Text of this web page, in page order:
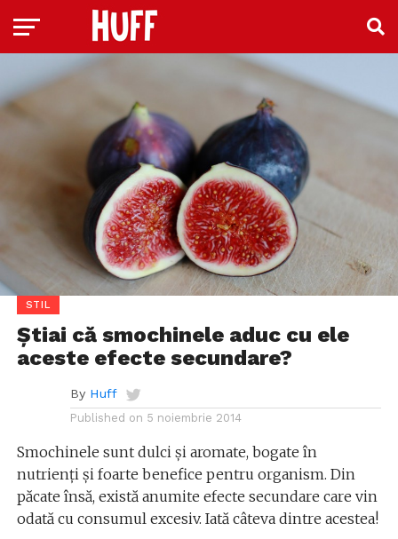
STIL
Știai că smochinele aduc cu ele
aceste efecte secundare?
By Huff
Published on 5 noiembrie 2014
Smochinele sunt dulci și aromate, bogate în
nutrienți și foarte benefice pentru organism. Din
păcate însă, există anumite efecte secundare care vin
odată cu consumul excesiv. Iată câteva dintre acestea!